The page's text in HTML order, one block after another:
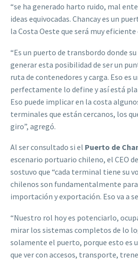
“se ha generado harto ruido, mal
ideas equivocadas. Chancay es un
la Costa Oeste que será muy eficiente
“Es un puerto de transbordo donde
generar esta posibilidad de ser un
ruta de contenedores y carga. Eso es
perfectamente lo define y así está
Eso puede implicar en la costa
terminales que están cercanos, los
giro”, agregó.
Al ser consultado si el Puerto de
escenario portuario chileno, el CEO
sostuvo que “cada terminal tiene su
chilenos son fundamentalmente
importación y exportación. Eso va a
“Nuestro rol hoy es potenciarlo,
mirar los sistemas completos de lo
solamente el puerto, porque esto es
que ver con accesos, transporte,